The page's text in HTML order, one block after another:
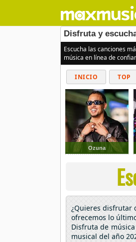
Disfruta y
Escucha las canciones
música en línea de
INICIO TOP
Ozuna
¿Quieres disfrutar
ofrecemos lo
Disfruta de
musical del año